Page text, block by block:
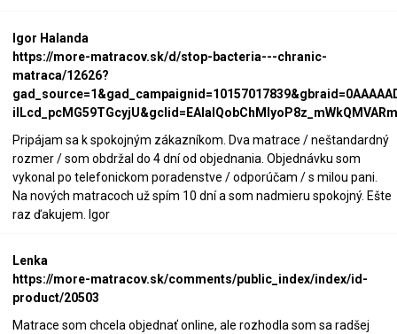
Igor Halanda
https://more-matracov.sk/d/stop-bacteria---chranic-
matraca/12626?
Pripájam sa k spokojným zákazníkom. Dva matrace / neštandardný
rozmer / som obdržal do 4 dní od objednania. Objednávku som
vykonal po telefonickom poradenstve / odporúčam / s milou pani.
Na nových matracoch už spím 10 dní a som nadmieru spokojný. Ešte
raz ďakujem. Igor
Lenka
https://more-matracov.sk/comments/public_index/index/id-
product/20503
Matrace som chcela objednať online, ale rozhodla som sa radšej